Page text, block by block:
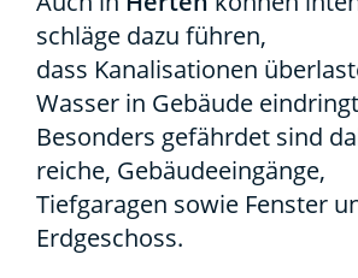
schlä­ge dazu füh­ren,
dass Kana­li­sa­tio­nen
Was­ser in Gebäu­de
Beson­ders gefähr­det sind
rei­che, Gebäu­de­ein­gän­ge,
Tief­ga­ra­gen sowie Fens­ter
Erd­ge­schoss.